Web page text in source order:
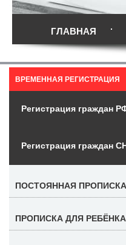
ГЛАВНАЯ
ВРЕМЕННАЯ РЕГИСТРАЦИЯ
Регистрация граждан
Регистрация граждан
ПОСТОЯННАЯ ПРОПИСКА
ПРОПИСКА ДЛЯ РЕБЁНКА